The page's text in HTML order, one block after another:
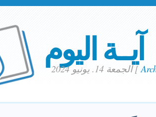
آيــة اليوم
الجمعة 14. يونيو 2024[